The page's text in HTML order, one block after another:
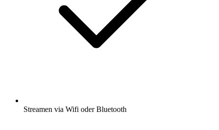
Streamen via Wifi oder Bluetooth